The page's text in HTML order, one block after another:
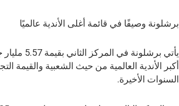
برشلونة وصيفًا في قائمة أغلى الأندية عالميًا
يأتي
أكبر الأندية العالمية من حيث الشعبية والقيمة
السنوات الأخيرة.